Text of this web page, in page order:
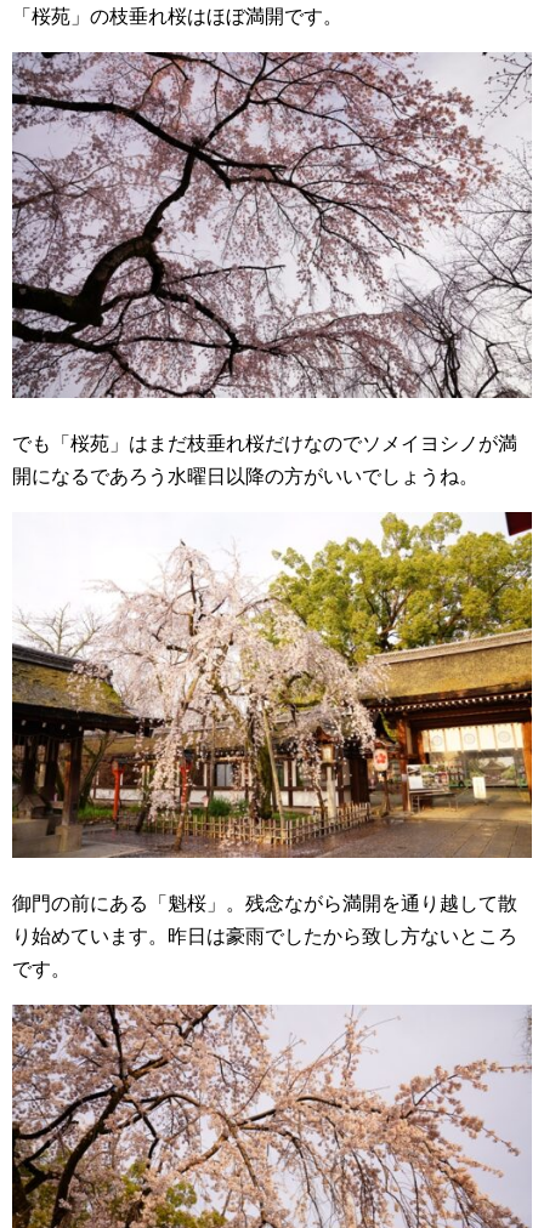
「桜苑」の枝垂れ桜はほぼ満開です。
でも「桜苑」はまだ枝垂れ桜だけなのでソメイヨシノが満
開になるであろう水曜日以降の方がいいでしょうね。
御門の前にある「魁桜」。残念ながら満開を通り越して散
り始めています。昨日は豪雨でしたから致し方ないところ
です。